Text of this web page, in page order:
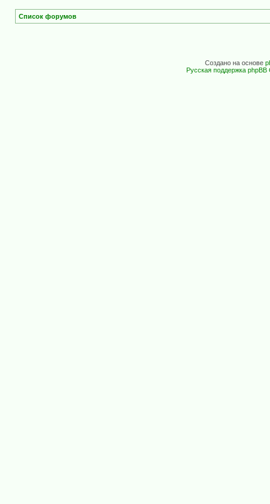
Список форумов
Создано на основе
Русская поддержка phpBB